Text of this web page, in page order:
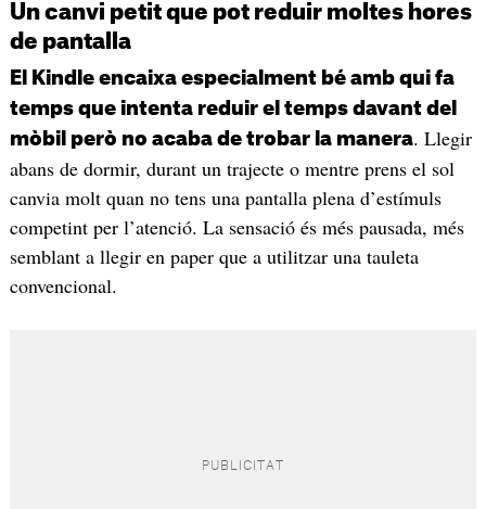
Un canvi petit que pot reduir moltes hores
de pantalla
El Kindle encaixa especialment bé amb qui fa
temps que intenta reduir el temps davant del
mòbil però no acaba de trobar la manera. Llegir
abans de dormir, durant un trajecte o mentre prens el sol
canvia molt quan no tens una pantalla plena d’estímuls
competint per l’atenció. La sensació és més pausada, més
semblant a llegir en paper que a utilitzar una tauleta
convencional.